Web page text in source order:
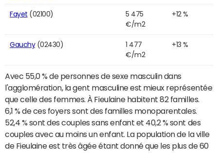
Fayet (02100)
5 475
€/m2
+12 %
Gauchy(02430)
1 477
€/m2
+13 %
Avec 55,0 % de personnes de sexe masculin dans
l'agglomération, la gent masculine est mieux représentée
que celle des femmes. À Fieulaine habitent 82 familles.
6,1 % de ces foyers sont des familles monoparentales.
52,4 % sont des couples sans enfant et 40,2 % sont des
couples avec au moins un enfant. La population de la ville
de Fieulaine est très âgée étant donné que les plus de 60